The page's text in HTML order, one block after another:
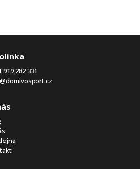
919 282 331